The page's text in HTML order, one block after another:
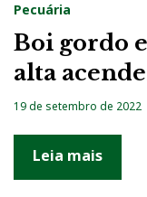
Pecuária
Boi gordo
alta
19 de setembro de 2022
Leia mais